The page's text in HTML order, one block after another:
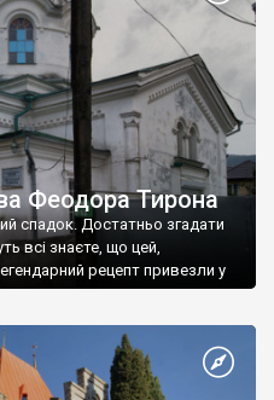
Феодора Тирона
спадок. Достатньо згадати
всі знаєте, що цей,
рецепт привезли у